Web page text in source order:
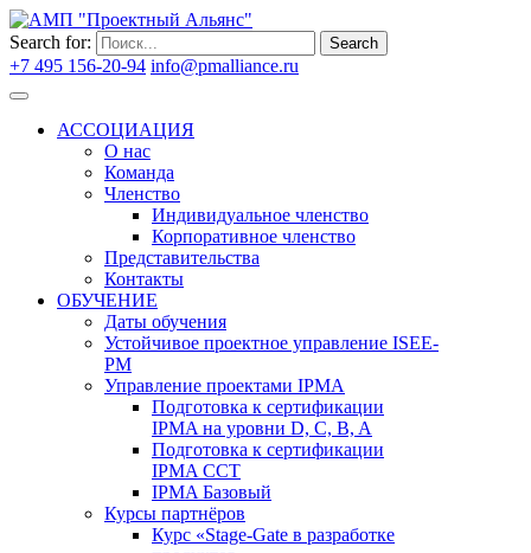
Search for: Search
+7 495 156-20-94 info@pmalliance.ru
АССОЦИАЦИЯ
О нас
Команда
Членство
Индивидуальное членство
Корпоративное членство
Представительства
Контакты
ОБУЧЕНИЕ
Даты обучения
Устойчивое проектное управление ISEE-
PM
Управление проектами IPMA
Подготовка к сертификации
IPMA на уровни D, C, B, A
Подготовка к сертификации
IPMA CCT
IPMA Базовый
Курсы партнёров
Курс «Stage-Gate в разработке